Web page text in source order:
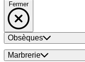
Fermer
Obsèques
Marbrerie